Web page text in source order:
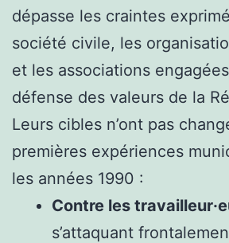
dépasse les craintes
société civile, les
et les associations
défense des valeurs de la
Leurs cibles n’ont pas
premières expériences
les années 1990 :
Contre les
s’attaquant